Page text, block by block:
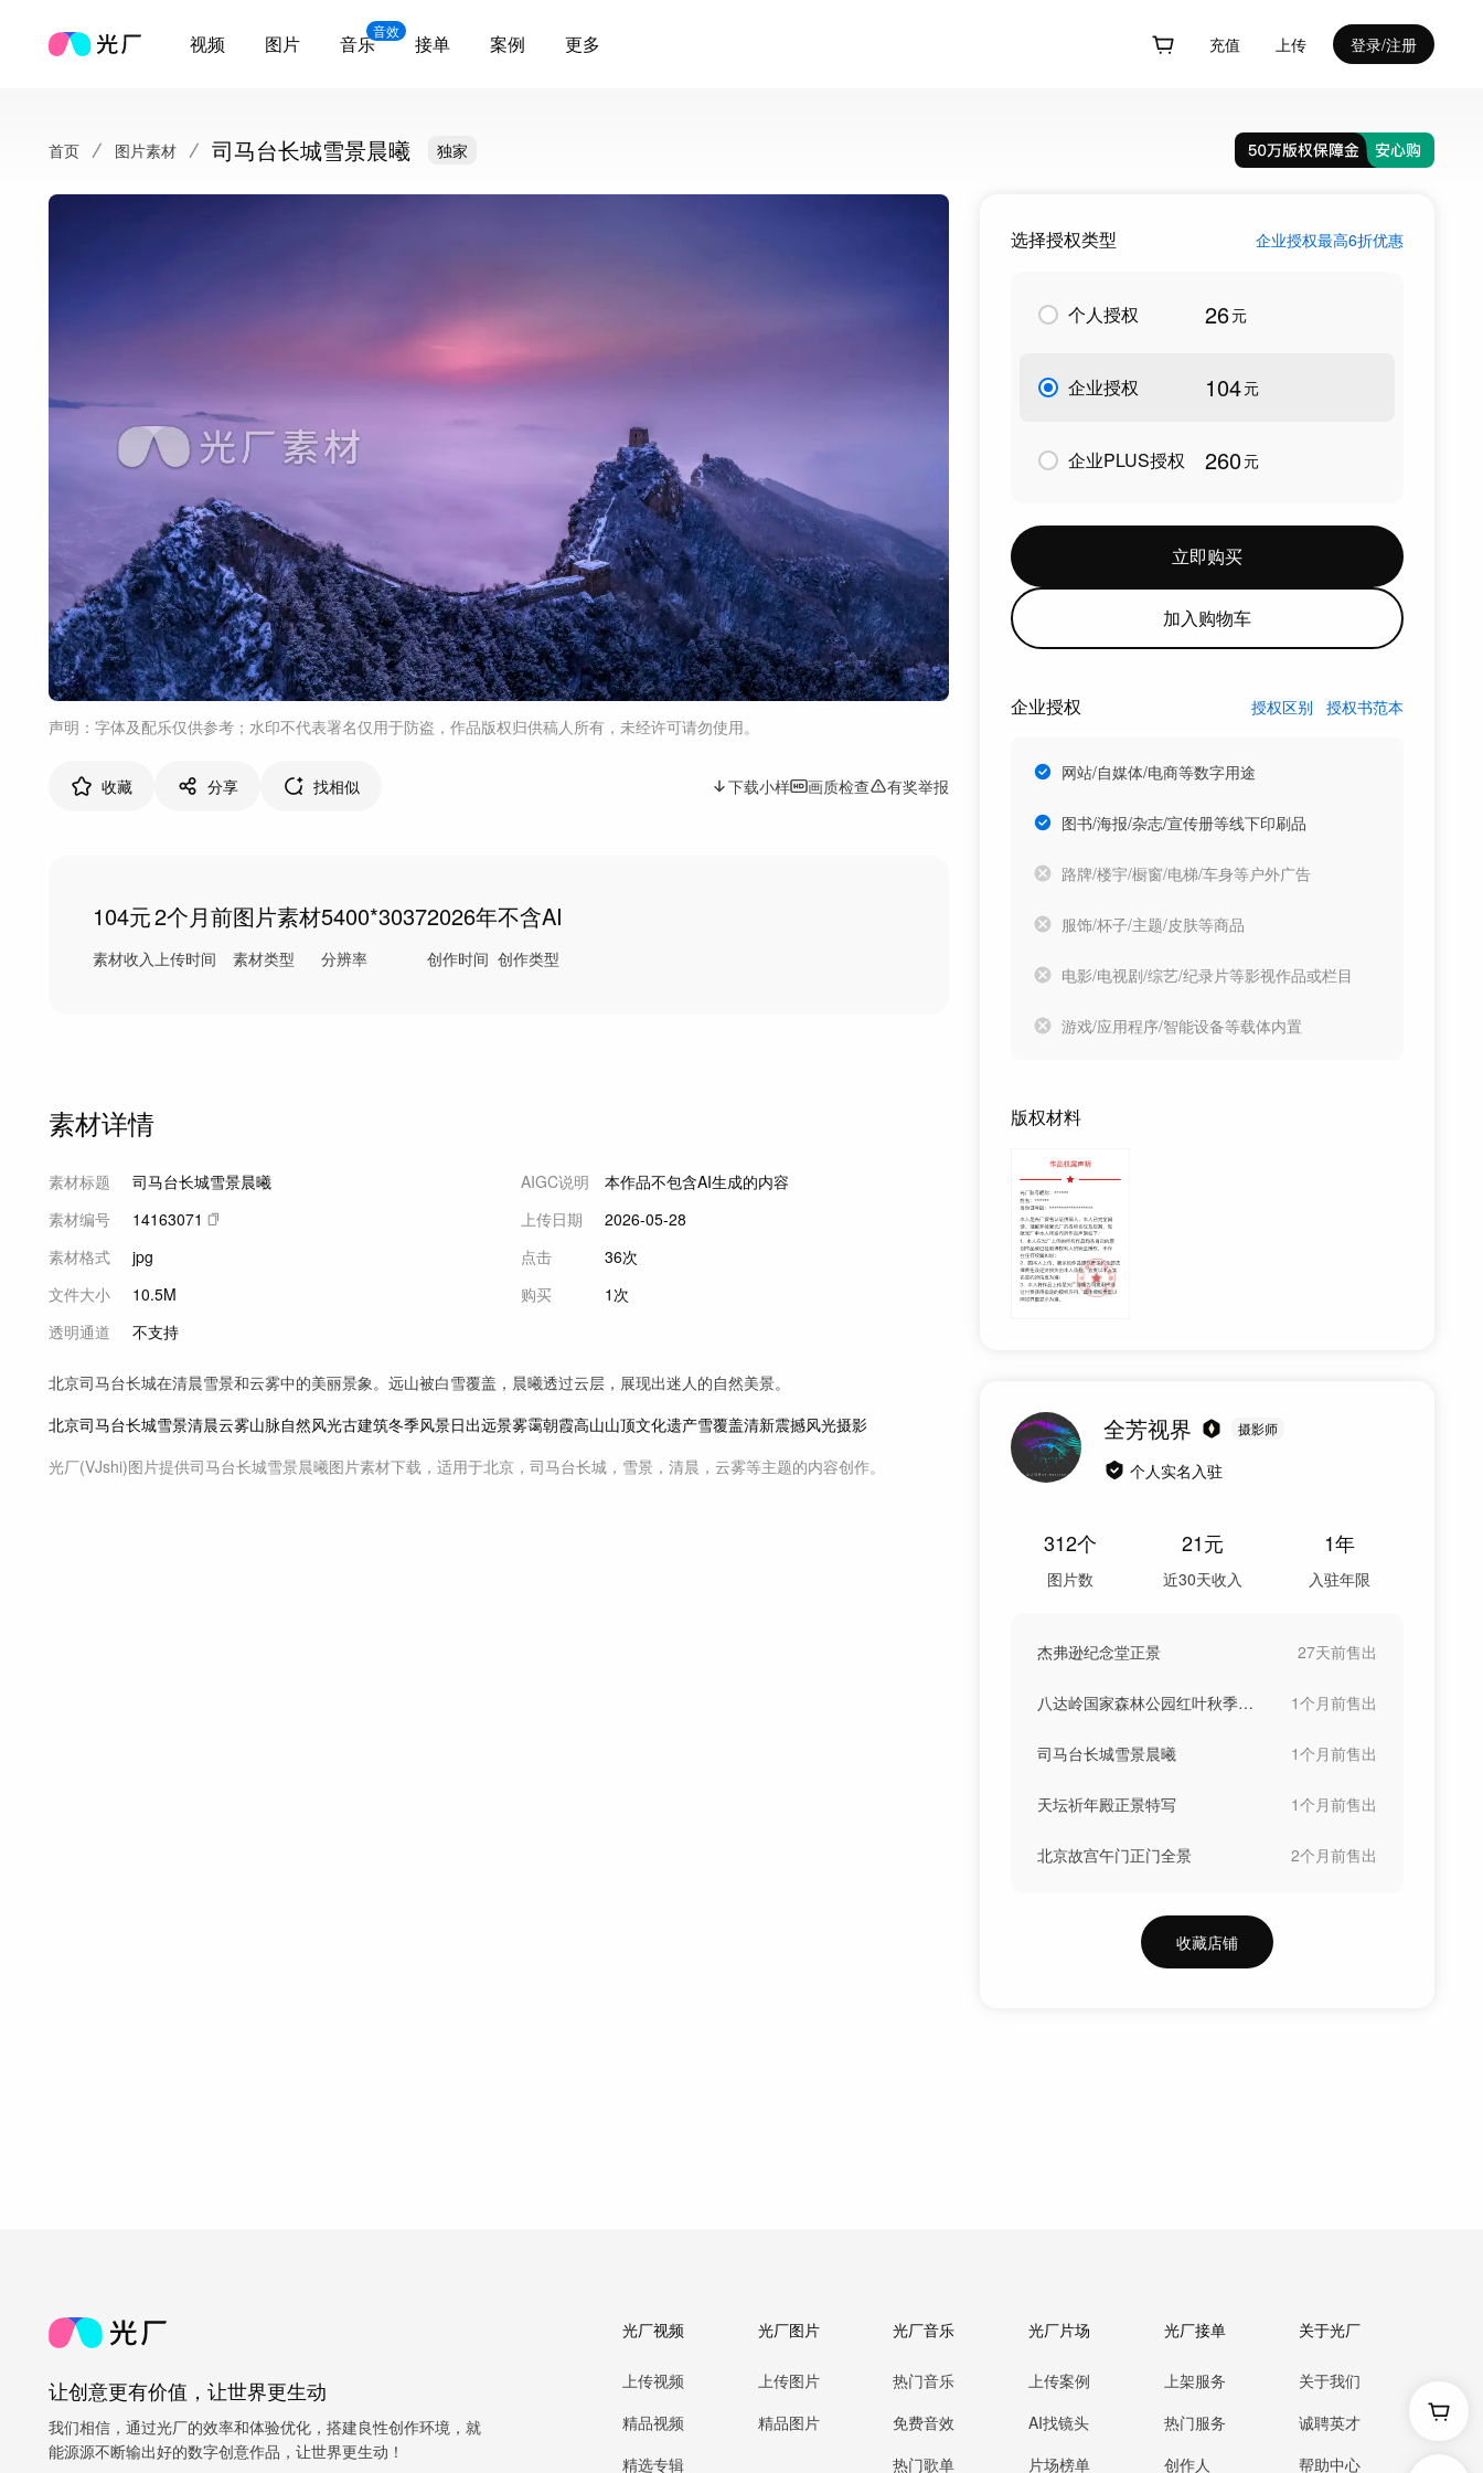
视频 图片
音效
音乐 接单 案例 更多 充值 上传 登录/注册
首页 图片素材 司马台长城雪景晨曦 独家
声明：字体及配乐仅供参考；水印不代表署名仅用于防盗，作品版权归供稿人所有，未经许可请勿使用。
收藏 分享 找相似 下载小样 画质检查 有奖举报
104元
素材收入
2个月前
上传时间
图片素材
素材类型
5400*3037
分辨率
2026年
创作时间
不含AI
创作类型
素材详情
素材标题
司马台长城雪景晨曦
素材编号
14163071
素材格式
jpg
文件大小
10.5M
透明通道
不支持
AIGC说明
本作品不包含AI生成的内容
上传日期
2026-05-28
点击
36次
购买
1次
北京司马台长城在清晨雪景和云雾中的美丽景象。远山被白雪覆盖，晨曦透过云层，展现出迷人的自然美景。
北京司马台长城雪景清晨云雾山脉自然风光古建筑冬季风景日出远景雾霭朝霞高山山顶文化遗产雪覆盖清新震撼风光摄影
光厂(VJshi)图片提供司马台长城雪景晨曦图片素材下载，适用于北京，司马台长城，雪景，清晨，云雾等主题的内容创作。
选择授权类型 企业授权最高6折优惠
个人授权 26元
企业授权 104元
企业PLUS授权 260元
立即购买
加入购物车
企业授权 授权区别 授权书范本
网站/自媒体/电商等数字用途
图书/海报/杂志/宣传册等线下印刷品
路牌/楼宇/橱窗/电梯/车身等户外广告
服饰/杯子/主题/皮肤等商品
电影/电视剧/综艺/纪录片等影视作品或栏目
游戏/应用程序/智能设备等载体内置
版权材料
全芳视界 摄影师
个人实名入驻
312个
图片数
21元
近30天收入
1年
入驻年限
杰弗逊纪念堂正景 27天前售出
八达岭国家森林公园红叶秋季风光 1个月前售出
司马台长城雪景晨曦 1个月前售出
天坛祈年殿正景特写 1个月前售出
北京故宫午门正门全景 2个月前售出
收藏店铺
让创意更有价值，让世界更生动
我们相信，通过光厂的效率和体验优化，搭建良性创作环境，就
能源源不断输出好的数字创意作品，让世界更生动！
光厂视频
上传视频
精品视频
精选专辑
光厂图片
上传图片
精品图片
光厂音乐
热门音乐
免费音效
热门歌单
光厂片场
上传案例
AI找镜头
片场榜单
光厂接单
上架服务
热门服务
创作人
关于光厂
关于我们
诚聘英才
帮助中心